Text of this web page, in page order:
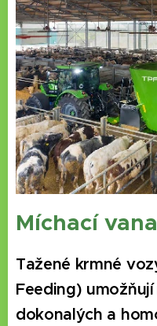
Míchací
Tažené krmné
Feeding)
dokonalých a